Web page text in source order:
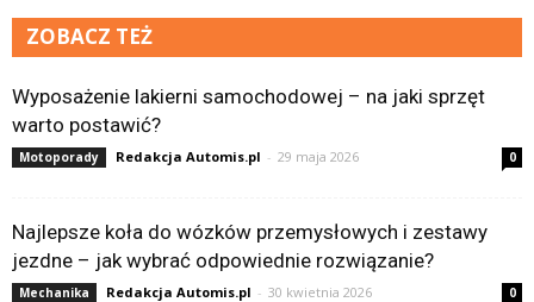
ZOBACZ TEŻ
Wyposażenie lakierni samochodowej – na jaki sprzęt
warto postawić?
Motoporady Redakcja Automis.pl - 29 maja 2026 0
Najlepsze koła do wózków przemysłowych i zestawy
jezdne – jak wybrać odpowiednie rozwiązanie?
Mechanika Redakcja Automis.pl - 30 kwietnia 2026 0